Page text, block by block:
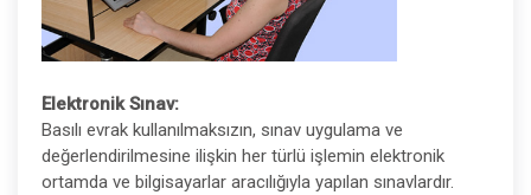
Elektronik Sınav:
Basılı evrak kullanılmaksızın, sınav uygulama ve
değerlendirilmesine ilişkin her türlü işlemin elektronik
ortamda ve bilgisayarlar aracılığıyla yapılan sınavlardır.